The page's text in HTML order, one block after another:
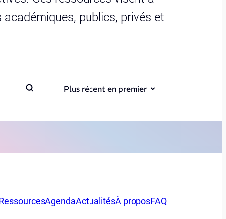
publics, privés et
Plus récent en premier
RessourcesAgendaActualitésÀ proposFAQ